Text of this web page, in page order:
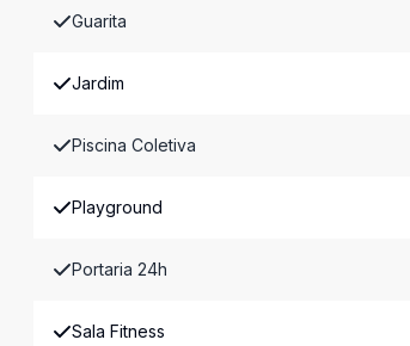
Guarita
Jardim
Piscina Coletiva
Playground
Portaria 24h
Sala Fitness